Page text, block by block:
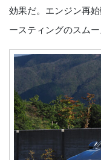
効果だ。エンジン再
ースティングのスムー